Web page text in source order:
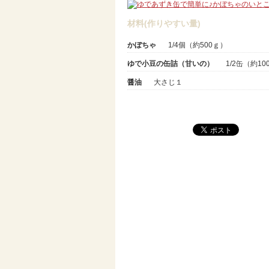
材料(作りやすい量)
かぼちゃ 1/4個（約500ｇ）
ゆで小豆の缶詰（甘いの） 1/2缶（約100
醤油 大さじ１